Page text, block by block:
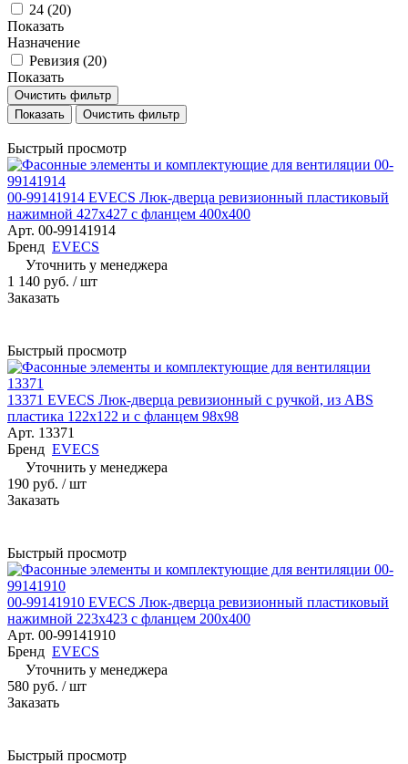
24 (20)
Показать
Назначение
Ревизия (20)
Показать
Очистить фильтр
Очистить фильтр
Быстрый просмотр
00-99141914 EVECS Люк-дверца ревизионный пластиковый
нажимной 427х427 с фланцем 400х400
Арт. 00-99141914
Бренд EVECS
Уточнить у менеджера
1 140 руб. / шт
Заказать
Быстрый просмотр
13371 EVECS Люк-дверца ревизионный с ручкой, из ABS
пластика 122х122 и с фланцем 98х98
Арт. 13371
Бренд EVECS
Уточнить у менеджера
190 руб. / шт
Заказать
Быстрый просмотр
00-99141910 EVECS Люк-дверца ревизионный пластиковый
нажимной 223х423 с фланцем 200х400
Арт. 00-99141910
Бренд EVECS
Уточнить у менеджера
580 руб. / шт
Заказать
Быстрый просмотр